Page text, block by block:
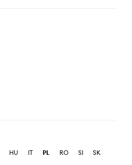
HU IT PL RO SI
SK